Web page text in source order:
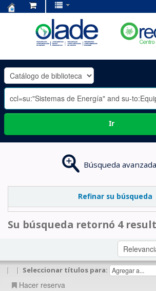
OLADE
-
Ir
Búsqueda avanzada
Refinar su búsqueda
Su búsqueda retornó 4
| | Seleccionar títulos para:
Hacer reserva